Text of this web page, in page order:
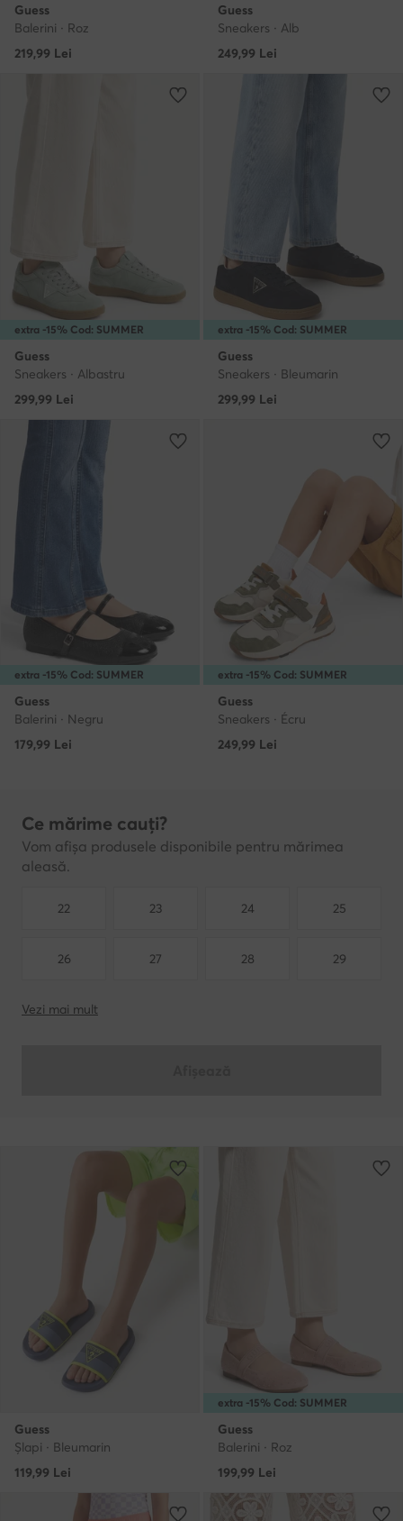
Guess
Balerini · Roz
219,99 Lei
Guess
Sneakers · Alb
249,99 Lei
extra -15% Cod: SUMMER
Guess
Sneakers · Albastru
299,99 Lei
extra -15% Cod: SUMMER
Guess
Sneakers · Bleumarin
299,99 Lei
extra -15% Cod: SUMMER
Guess
Balerini · Negru
179,99 Lei
extra -15% Cod: SUMMER
Guess
Sneakers · Écru
249,99 Lei
Ce mărime cauți?
Vom afișa produsele disponibile pentru mărimea
aleasă.
22 23 24 25
26 27 28 29
Vezi mai mult
Guess
Şlapi · Bleumarin
119,99 Lei
extra -15% Cod: SUMMER
Guess
Balerini · Roz
199,99 Lei